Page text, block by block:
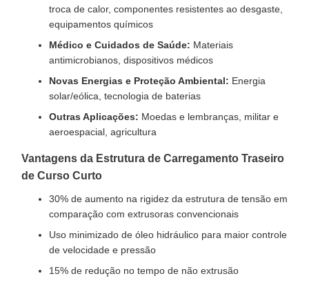
troca de calor, componentes resistentes ao desgaste,
equipamentos químicos
Médico e Cuidados de Saúde: Materiais
antimicrobianos, dispositivos médicos
Novas Energias e Proteção Ambiental: Energia
solar/eólica, tecnologia de baterias
Outras Aplicações: Moedas e lembranças, militar e
aeroespacial, agricultura
Vantagens da Estrutura de Carregamento Traseiro
de Curso Curto
30% de aumento na rigidez da estrutura de tensão em
comparação com extrusoras convencionais
Uso minimizado de óleo hidráulico para maior controle
de velocidade e pressão
15% de redução no tempo de não extrusão